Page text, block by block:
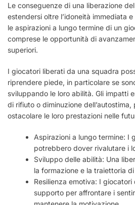
Le conseguenze di una liberazione
estendersi oltre l’idoneità immediata
le aspirazioni a lungo termine di un
comprese le opportunità di
superiori.
I giocatori liberati da una squadra
riprendere piede, in particolare se
sviluppando le loro abilità. Gli impatti
di rifiuto o diminuzione dell’autostima,
ostacolare le loro prestazioni nelle
Aspirazioni a lungo termine: I
potrebbero dover rivalutare i
Sviluppo delle abilità: Una
la formazione e la traiettoria
Resilienza emotiva: I
supporto per affrontare i